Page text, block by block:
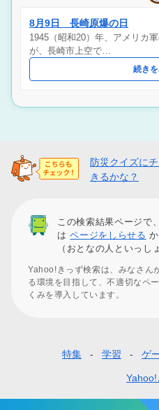
8月9日 長崎原爆の日
1945（昭和20）年、アメリカ
が、長崎市上空で…
続き
防災クイズに
きるかな？
この検索結果ページで
はページをしらせる
（おとなの人といっし
Yahoo!きっず検索は、みなさん
る環境を目指して、不適切なペ
くみを導入しています。
タ
特集 学習 ゲ